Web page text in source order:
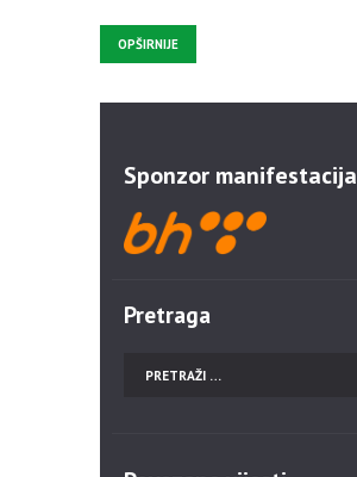
OPŠIRNIJE
Sponzor manifestacija
Pretraga